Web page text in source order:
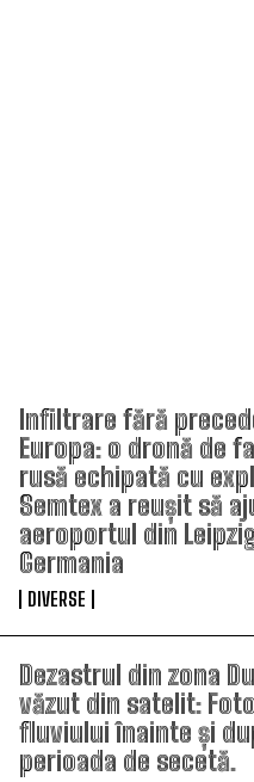
Infiltrare fără
Europa: o dronă de
rusă echipată cu
Semtex a reușit să
aeroportul din
Germania
DIVERSE
Dezastrul din zona
văzut din satelit:
fluviului înainte și
perioada de secetă.